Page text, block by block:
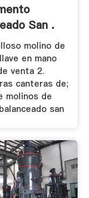
San .
molino de
en mano
venta 2.
canteras de;
molinos de
san